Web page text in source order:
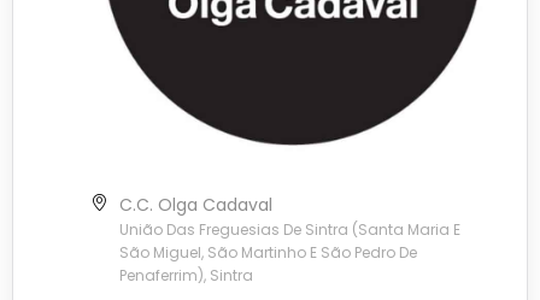
C.C. Olga Cadaval
União Das Freguesias De Sintra (Santa Maria E
São Miguel, São Martinho E São Pedro De
Penaferrim), Sintra